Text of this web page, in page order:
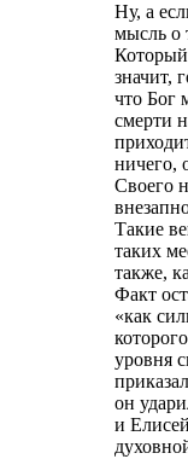
Ну, а
мысль о
Который
значит,
что Бог
смерти
ничего,
Своего
Такие
таких
также,
Факт
«как
уровня
он
и